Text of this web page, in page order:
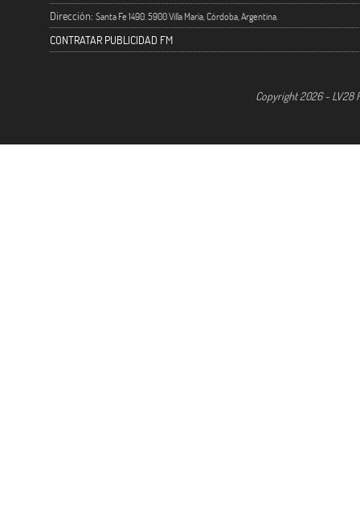
Dirección: Santa Fe 1490. 5900 Villa María, Córdoba, Argentina.
CONTRATAR PUBLICIDAD FM
Copyright 2026 - LV28